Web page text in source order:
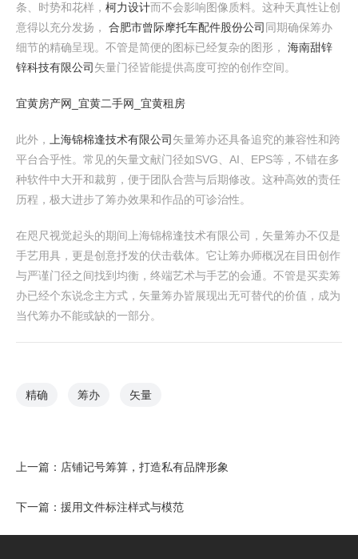
条、时势和花样， 柯力设计而不会影响图像质料。这种天真性让创
意得以充分发扬， 合肥市曾际摩托车配件股份公司 同期确保筹办
细节的精确呈现。不管是简便的图标已经复杂的图形， 海南甜锌
锌科技有限公司 矢量门径皆能提供高度可控的创作空间。
宜黄房产网_宜黄二手网_宜黄租房
此外， 上海锦棉逢技术有限公司 矢量筹办还具备追究的兼容性和跨
平台合乎性。常见的矢量文献门径如SVG、AI、EPS等，不错在多
种软件中大开和裁剪，便于团队合营与后期修改。这种高效的责任
历程，极大进步了筹办效果和作品的可诊治性。
在咫尺视觉起头的期间上海锦棉逢技术有限公司，矢量筹办不仅是
手艺用具，更是创意抒发的伏击载体。它让筹办师概况在目田创作
与严谨门径之间找到均衡，终端艺术与手艺的会通。不管是买卖筹
办已经个东说念主方式，矢量筹办皆展现出无可替代的价值，成为
当代筹办不能或缺的一部分。
精确 筹办 矢量
上一篇： 店铺记号筹算，打造私有品牌形象
下一篇： 援用文件标注样式与模范